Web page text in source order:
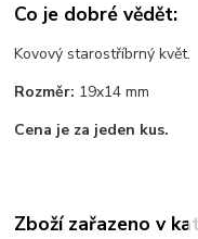
Co je dobré vědět:
Kovový starostříbrný květ.
Rozměr: 19x14 mm
Cena je za jeden kus.
Zboží zařazeno v